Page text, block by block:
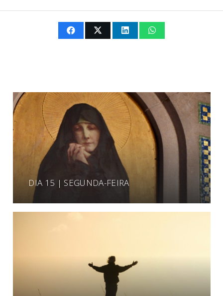
DIA 15 | SEGUNDA-FEIRA